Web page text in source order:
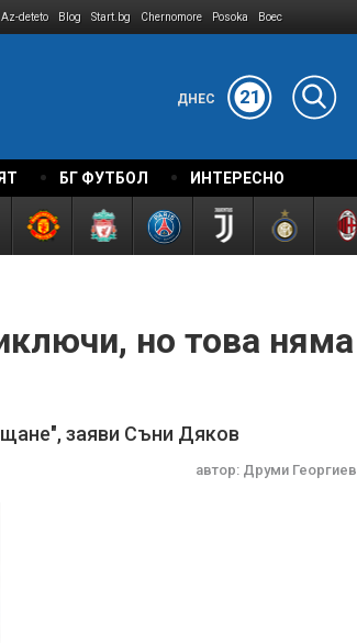
Az-deteto Blog Start.bg Chernomore Posoka Boec
ДНЕС 21
БГ ФУТБОЛ ИНТЕРЕСНО
но това няма
заяви Съни Дяков
автор: Друми Георгиев